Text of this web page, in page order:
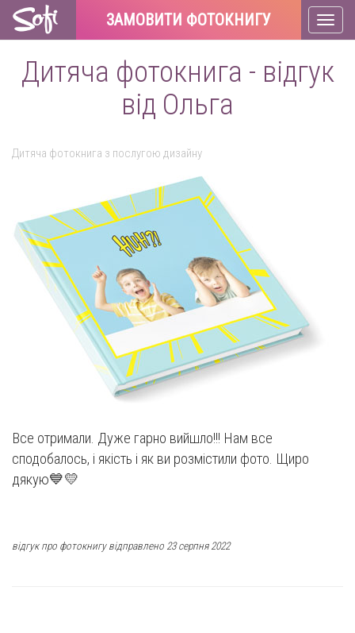
ЗАМОВИТИ ФОТОКНИГУ
Дитяча фотокнига - відгук
від Ольга
Дитяча фотокнига з послугою дизайну
Все отримали. Дуже гарно вийшло!!! Нам все
сподобалось, і якість і як ви розмістили фото. Щиро
дякую💙💛
відгук про фотокнигу відправлено 23 серпня 2022